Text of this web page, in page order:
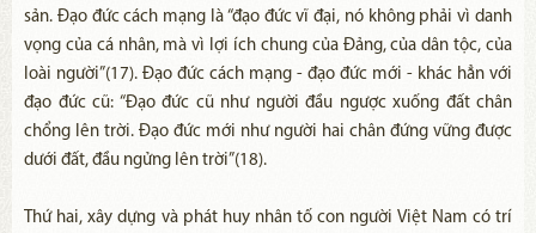
sản. Đạo đức cách mạng là “đạo đức vĩ đại, nó không phải vì danh
vọng của cá nhân, mà vì lợi ích chung của Đảng, của dân tộc, của
loài người”(17). Đạo đức cách mạng - đạo đức mới - khác hẳn với
đạo đức cũ: “Đạo đức cũ như người đầu ngược xuống đất chân
chổng lên trời. Đạo đức mới như người hai chân đứng vững được
dưới đất, đầu ngửng lên trời”(18).
Thứ hai, xây dựng và phát huy nhân tố con người Việt Nam có trí